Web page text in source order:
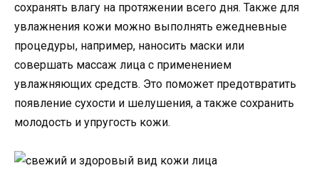
сохранять влагу на протяжении всего дня. Также для
увлажнения кожи можно выполнять ежедневные
процедуры, например, наносить маски или
совершать массаж лица с применением
увлажняющих средств. Это поможет предотвратить
появление сухости и шелушения, а также сохранить
молодость и упругость кожи.